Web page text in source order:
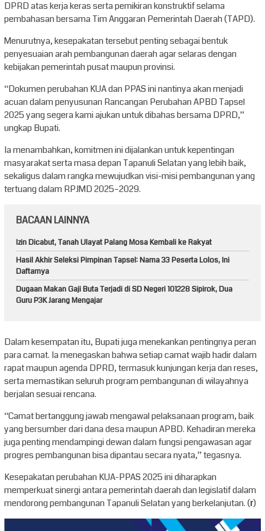
DPRD atas kerja keras serta pemikiran konstruktif selama
pembahasan bersama Tim Anggaran Pemerintah Daerah (TAPD).
Menurutnya, kesepakatan tersebut penting sebagai bentuk
penyesuaian arah pembangunan daerah agar selaras dengan
kebijakan pemerintah pusat maupun provinsi.
“Dokumen perubahan KUA dan PPAS ini nantinya akan menjadi
acuan dalam penyusunan Rancangan Perubahan APBD Tapsel
2025 yang segera kami ajukan untuk dibahas bersama DPRD,”
ungkap Bupati.
Ia menambahkan, komitmen ini dijalankan untuk kepentingan
masyarakat serta masa depan Tapanuli Selatan yang lebih baik,
sekaligus dalam rangka mewujudkan visi-misi pembangunan yang
tertuang dalam RPJMD 2025–2029.
BACAAN LAINNYA
Izin Dicabut, Tanah Ulayat Palang Mosa Kembali ke Rakyat
Hasil Akhir Seleksi Pimpinan Tapsel: Nama 33 Peserta Lolos, Ini
Daftarnya
Dugaan Makan Gaji Buta Terjadi di SD Negeri 101228 Sipirok, Dua
Guru P3K Jarang Mengajar
Dalam kesempatan itu, Bupati juga menekankan pentingnya peran
para camat. Ia menegaskan bahwa setiap camat wajib hadir dalam
rapat maupun agenda DPRD, termasuk kunjungan kerja dan reses,
serta memastikan seluruh program pembangunan di wilayahnya
berjalan sesuai rencana.
“Camat bertanggung jawab mengawal pelaksanaan program, baik
yang bersumber dari dana desa maupun APBD. Kehadiran mereka
juga penting mendampingi dewan dalam fungsi pengawasan agar
progres pembangunan bisa dipantau secara nyata,” tegasnya.
Kesepakatan perubahan KUA-PPAS 2025 ini diharapkan
memperkuat sinergi antara pemerintah daerah dan legislatif dalam
mendorong pembangunan Tapanuli Selatan yang berkelanjutan. (r)